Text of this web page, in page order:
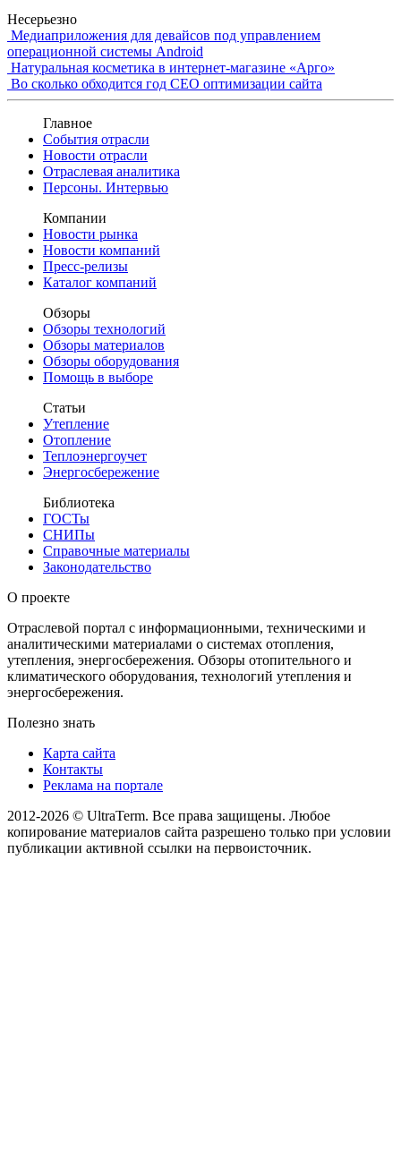
Несерьезно
Медиаприложения для девайсов под управлением
операционной системы Android
Натуральная косметика в интернет-магазине «Арго»
Во сколько обходится год СЕО оптимизации сайта
Главное
События отрасли
Новости отрасли
Отраслевая аналитика
Персоны. Интервью
Компании
Новости рынка
Новости компаний
Пресс-релизы
Каталог компаний
Обзоры
Обзоры технологий
Обзоры материалов
Обзоры оборудования
Помощь в выборе
Статьи
Утепление
Отопление
Теплоэнергоучет
Энергосбережение
Библиотека
ГОСТы
СНИПы
Справочные материалы
Законодательство
О проекте
Отраслевой портал с информационными, техническими и
аналитическими материалами о системах отопления,
утепления, энергосбережения. Обзоры отопительного и
климатического оборудования, технологий утепления и
энергосбережения.
Полезно знать
Карта сайта
Контакты
Реклама на портале
2012-2026 © UltraTerm. Все права защищены. Любое
копирование материалов сайта разрешено только при условии
публикации активной ссылки на первоисточник.